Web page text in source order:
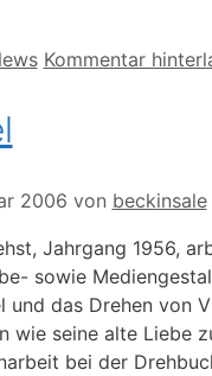
Kommentar
2006 von beckinsale
Jahrgang 1956,
sowie
und das Drehen von
wie seine alte Liebe
bei der